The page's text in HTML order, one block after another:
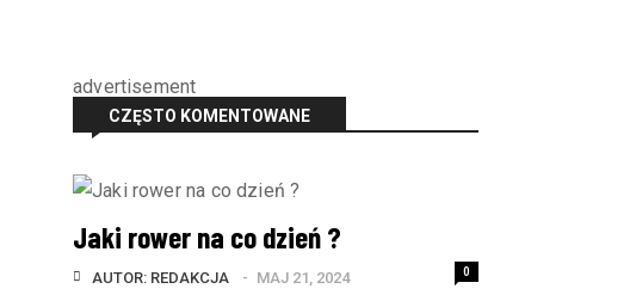
advertisement
CZĘSTO KOMENTOWANE
Jaki rower na co dzień ?
AUTOR: REDAKCJA MAJ 21, 2024 0